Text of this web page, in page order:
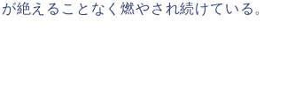
絶えることなく燃やされ続けている。